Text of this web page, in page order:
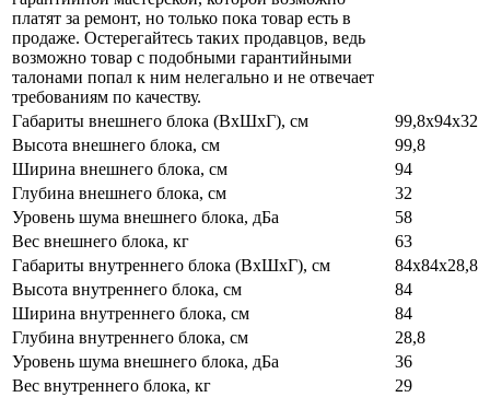
платят за ремонт, но только пока товар есть в
продаже. Остерегайтесь таких продавцов, ведь
возможно товар с подобными гарантийными
талонами попал к ним нелегально и не отвечает
требованиям по качеству.
Габариты внешнего блока (ВхШхГ), см
99,8x94x32
Высота внешнего блока, см
99,8
Ширина внешнего блока, см
94
Глубина внешнего блока, см
32
Уровень шума внешнего блока, дБа
58
Вес внешнего блока, кг
63
Габариты внутреннего блока (ВхШхГ), см
84х84х28,8
Высота внутреннего блока, см
84
Ширина внутреннего блока, см
84
Глубина внутреннего блока, см
28,8
Уровень шума внешнего блока, дБа
36
Вес внутреннего блока, кг
29